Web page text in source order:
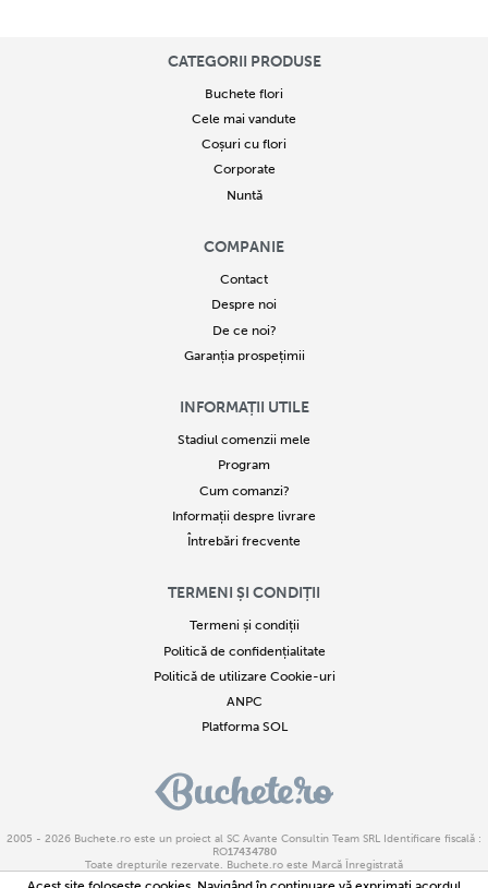
CATEGORII PRODUSE
Buchete flori
Cele mai vandute
Coșuri cu flori
Corporate
Nuntă
COMPANIE
Contact
Despre noi
De ce noi?
Garanția prospețimii
INFORMAȚII UTILE
Stadiul comenzii mele
Program
Cum comanzi?
Informații despre livrare
Întrebări frecvente
TERMENI ȘI CONDIȚII
Termeni și condiții
Politică de confidențialitate
Politică de utilizare Cookie-uri
ANPC
Platforma SOL
2005 - 2026 Buchete.ro este un proiect al SC Avante Consultin Team SRL Identificare fiscală :
RO17434780
Toate drepturile rezervate. Buchete.ro este Marcă Înregistrată
Copierea parțială sau integrală a textelor sau imaginilor este strict interzisă. Încălcarea acestor